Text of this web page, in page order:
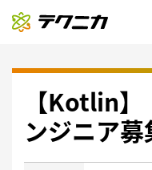
【Kotlin
ンジニア募